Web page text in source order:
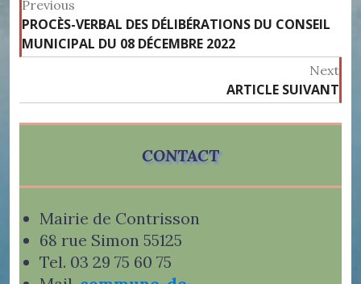
Navigation
de
l’article
Previous
Previous
post:
PROCÈS-VERBAL DES DÉLIBÉRATIONS DU CONSEIL
MUNICIPAL DU 08 DÉCEMBRE 2022
Next
ARTICLE SUIVANT
CONTACT
Mairie de Contrisson
68 rue Simon 55125
Tel. 03 29 75 60 75